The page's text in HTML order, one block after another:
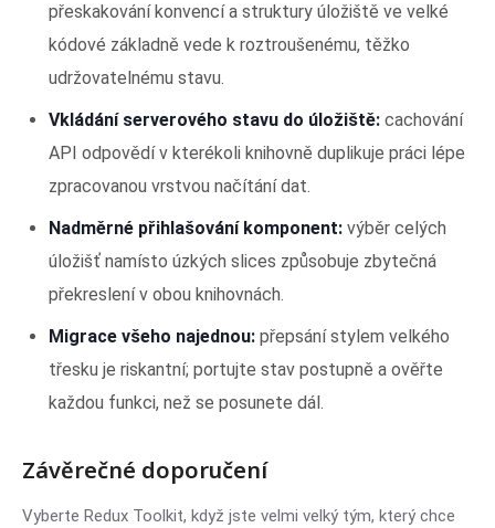
přeskakování konvencí a struktury úložiště ve velké
kódové základně vede k roztroušenému, těžko
udržovatelnému stavu.
Vkládání serverového stavu do úložiště: cachování
API odpovědí v kterékoli knihovně duplikuje práci lépe
zpracovanou vrstvou načítání dat.
Nadměrné přihlašování komponent: výběr celých
úložišť namísto úzkých slices způsobuje zbytečná
překreslení v obou knihovnách.
Migrace všeho najednou: přepsání stylem velkého
třesku je riskantní; portujte stav postupně a ověřte
každou funkci, než se posunete dál.
Závěrečné doporučení
Vyberte Redux Toolkit, když jste velmi velký tým, který chce